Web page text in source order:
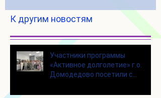
К другим новостям
Участники программы
«Активное долголетие» г.о.
Домодедово посетили с
Щелково